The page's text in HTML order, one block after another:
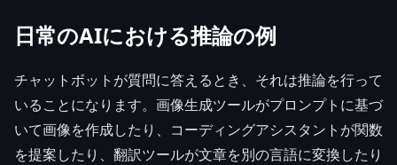
日常のAIにおける推論の例
チャットボットが質問に答えるとき、それは推論を行って
いることになります。画像生成ツールがプロンプトに基づ
いて画像を作成したり、コーディングアシスタントが関数
を提案したり、翻訳ツールが文章を別の言語に変換したり